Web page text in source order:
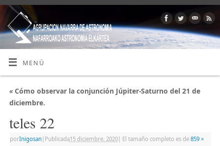
MENÚ
«Cómo observar la conjunción Júpiter-Saturno del 21 de
diciembre.
teles 22
porInigosan Publicada15 diciembre, 2020| El tamaño completo es de 859 ×